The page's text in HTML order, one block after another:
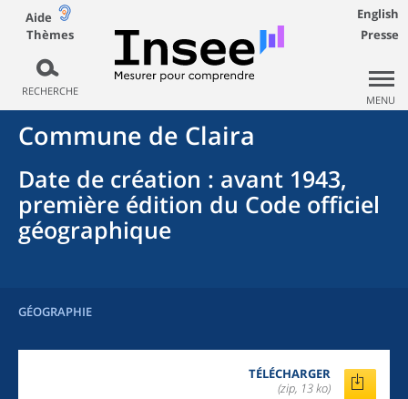
Aide
Thèmes
RECHERCHE
English
Presse
MENU
Commune de Claira
Date de création : avant 1943,
première édition du Code officiel
géographique
GÉOGRAPHIE
TÉLÉCHARGER
(zip, 13 ko)